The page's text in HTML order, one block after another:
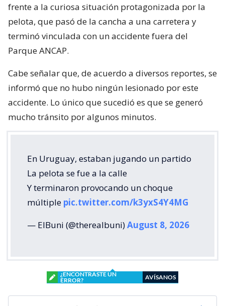
frente a la curiosa situación protagonizada por la
pelota, que pasó de la cancha a una carretera y
terminó vinculada con un accidente fuera del
Parque ANCAP.
Cabe señalar que, de acuerdo a diversos reportes, se
informó que no hubo ningún lesionado por este
accidente. Lo único que sucedió es que se generó
mucho tránsito por algunos minutos.
En Uruguay, estaban jugando un partido
La pelota se fue a la calle
Y terminaron provocando un choque
múltiple pic.twitter.com/k3yxS4Y4MG
— ElBuni (@therealbuni)August 8, 2026
¿ENCONTRASTE UN
ERROR?
AVÍSANOS